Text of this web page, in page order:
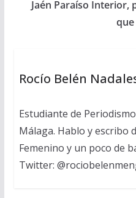
Jaén Paraíso Interior,
Rocío Belén
Estudiante de
Málaga. Hablo y escribo
Femenino y un poco de
Twitter: